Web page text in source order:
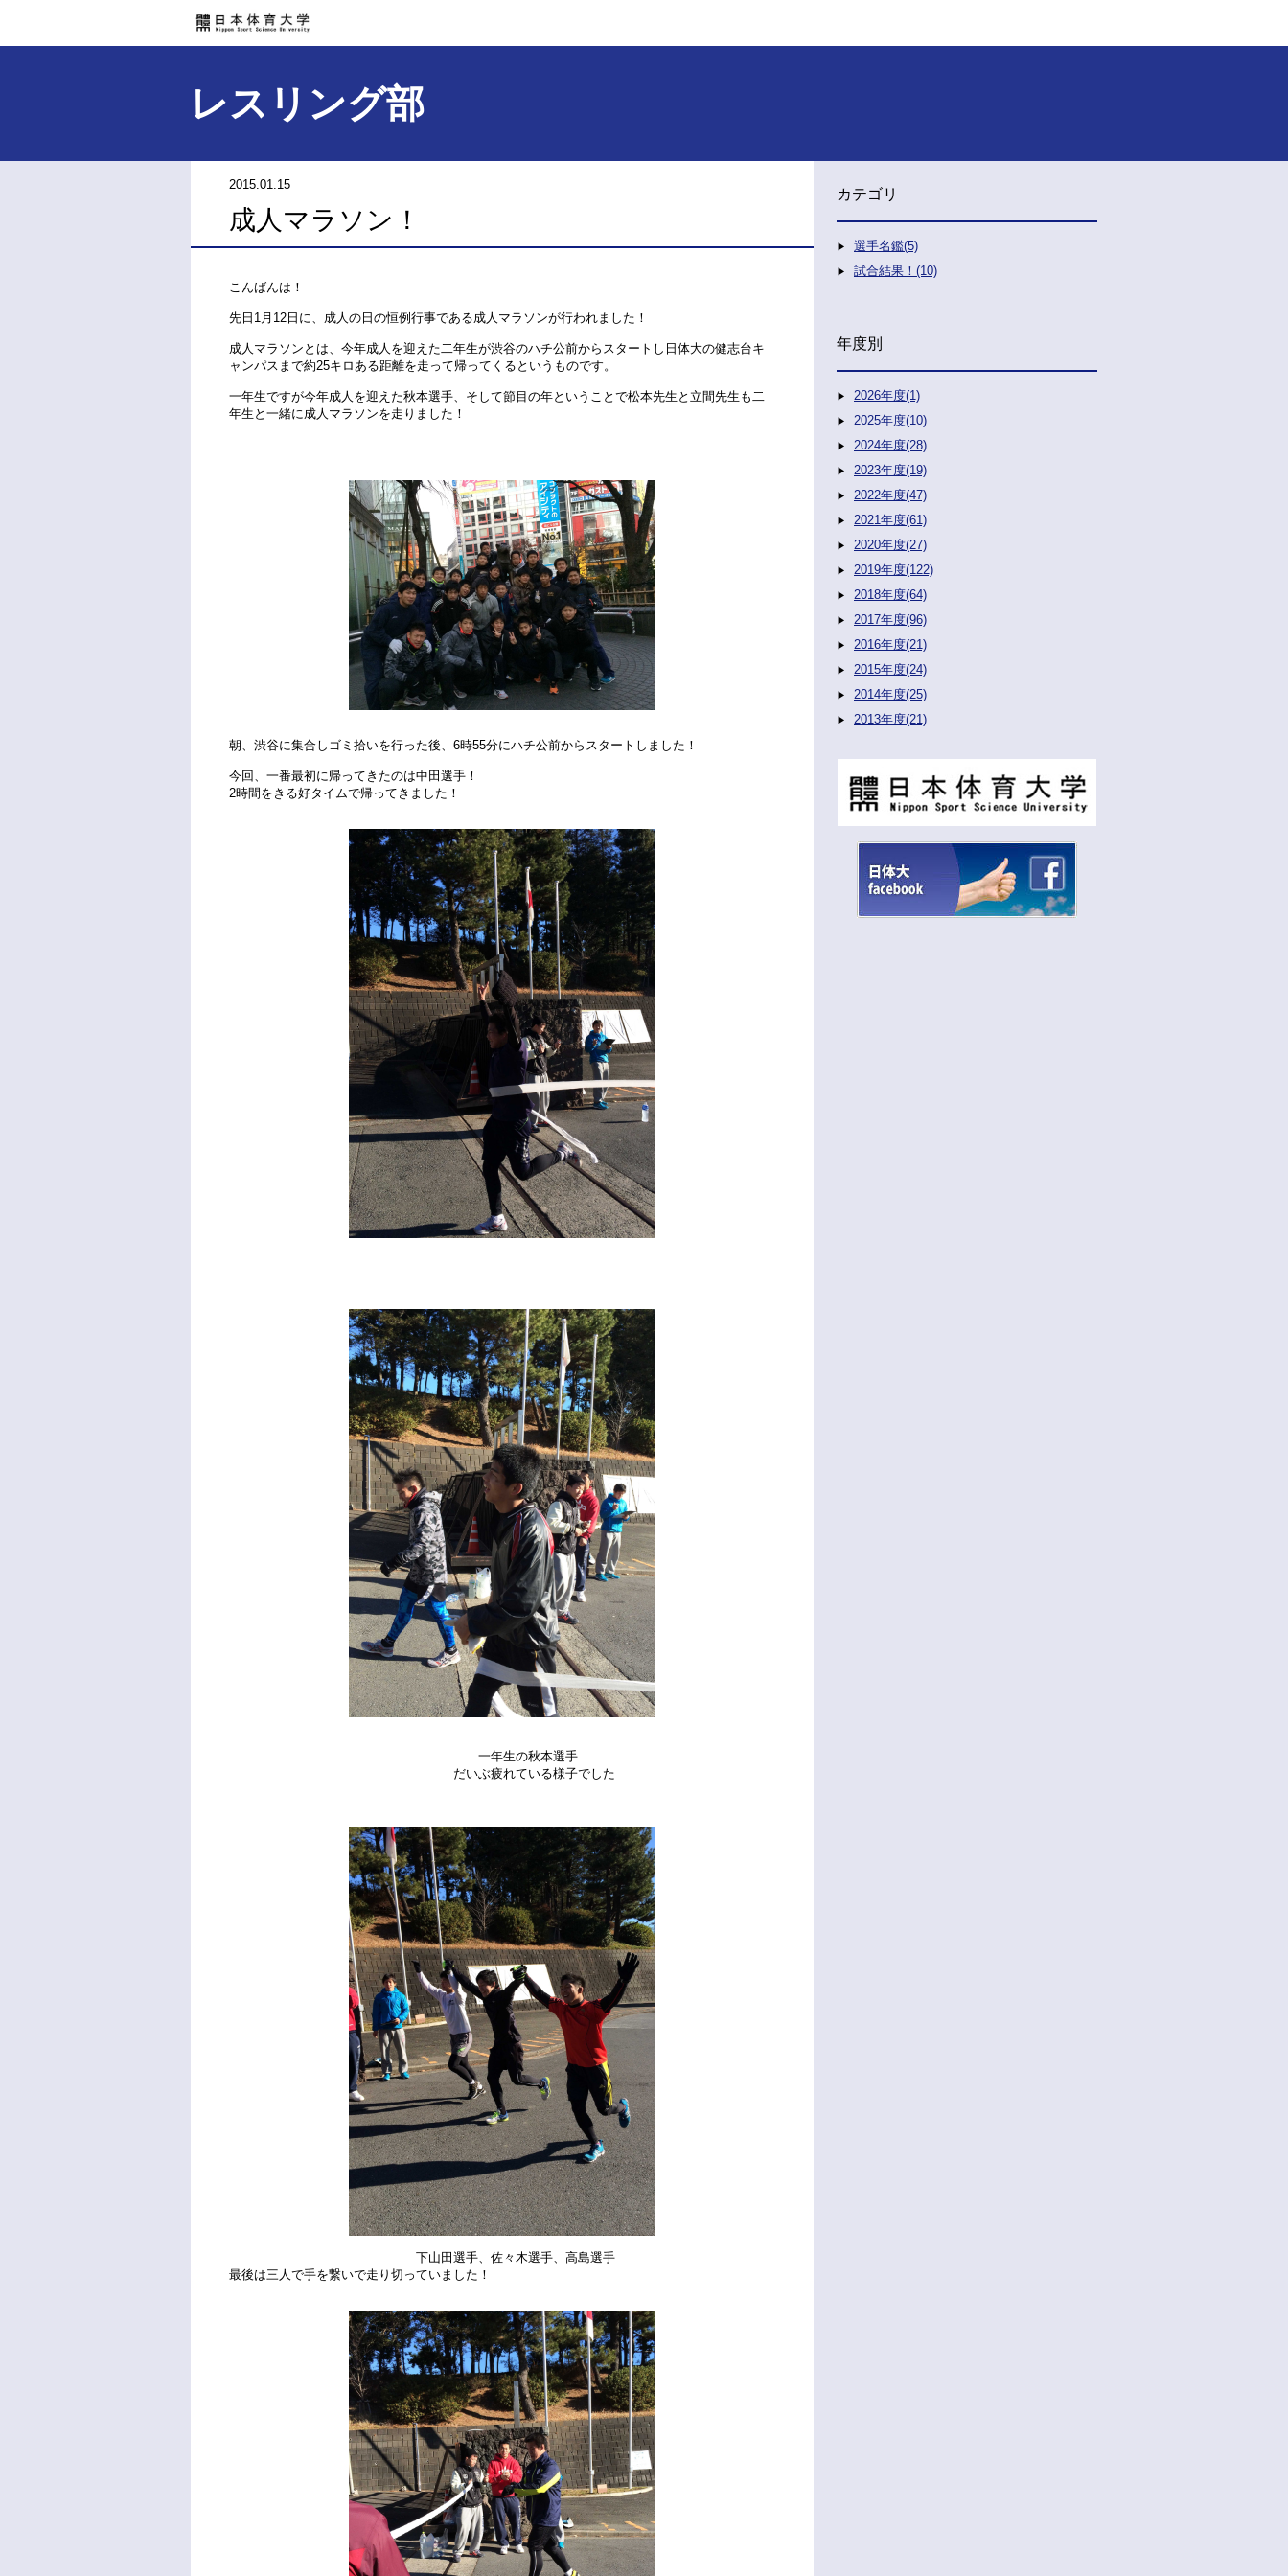
レスリング部
2015.01.15
成人マラソン！
こんばんは！
先日1月12日に、成人の日の恒例行事である成人マラソンが行われました！
成人マラソンとは、今年成人を迎えた二年生が渋谷のハチ公前からスタートし日体大の健志台キ
ャンパスまで約25キロある距離を走って帰ってくるというものです。
一年生ですが今年成人を迎えた秋本選手、そして節目の年ということで松本先生と立間先生も二
年生と一緒に成人マラソンを走りました！
朝、渋谷に集合しゴミ拾いを行った後、6時55分にハチ公前からスタートしました！
今回、一番最初に帰ってきたのは中田選手！
2時間をきる好タイムで帰ってきました！
一年生の秋本選手
だいぶ疲れている様子でした
下山田選手、佐々木選手、高島選手
最後は三人で手を繋いで走り切っていました！
カテゴリ
選手名鑑(5)
試合結果！(10)
年度別
2026年度(1)
2025年度(10)
2024年度(28)
2023年度(19)
2022年度(47)
2021年度(61)
2020年度(27)
2019年度(122)
2018年度(64)
2017年度(96)
2016年度(21)
2015年度(24)
2014年度(25)
2013年度(21)